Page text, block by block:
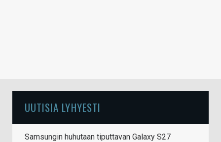
UUTISIA LYHYESTI
Samsungin huhutaan tiputtavan Galaxy S27